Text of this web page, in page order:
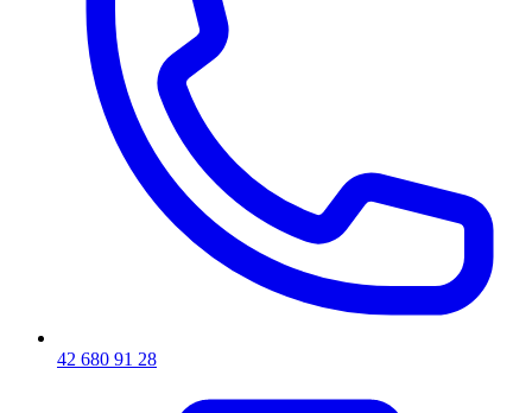
42 680 91 28